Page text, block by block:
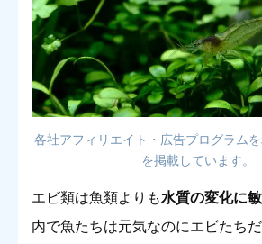
各社アフィリエイト・広告プログラム
を掲載しています。
エビ類は魚類よりも水質の変化に
内で魚たちは元気なのにエビたち